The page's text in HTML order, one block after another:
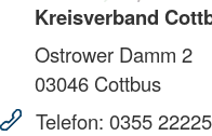
Kreisverband
Ostrower Damm 2
03046 Cottbus
Telefon: 0355 22225